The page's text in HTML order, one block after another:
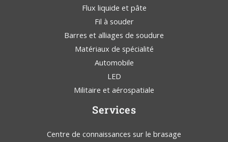
Flux liquide et pâte
Fil à souder
Barres et alliages de soudure
Matériaux de spécialité
Automobile
LED
Militaire et aérospatiale
Services
Centre de connaissances sur le brasage